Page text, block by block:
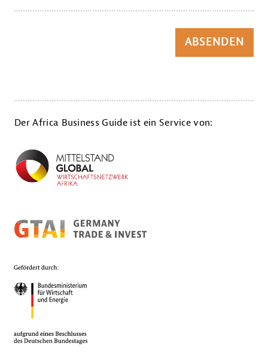
ABSENDEN
Der Africa Business Guide ist ein Service von: